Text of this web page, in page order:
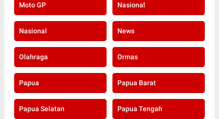
Moto GP Nasional
Nasional News
Olahraga Ormas
Papua Papua Barat
Papua Selatan Papua Tengah